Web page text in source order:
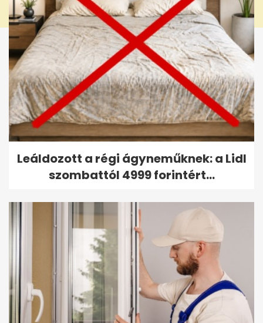
Leáldozott a régi ágyneműknek: a Lidl
szombattól 4999 forintért...